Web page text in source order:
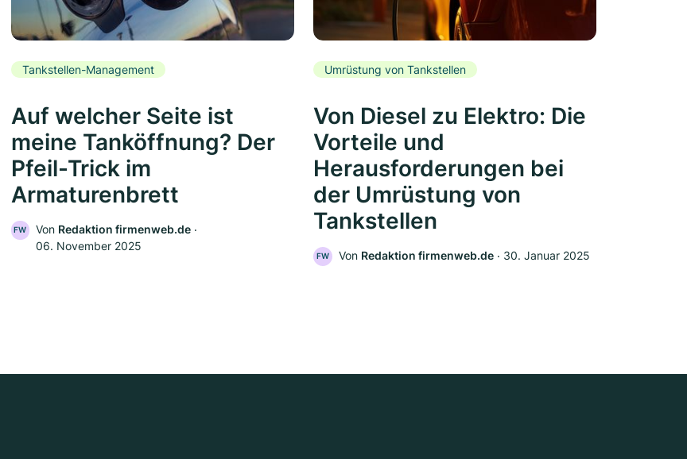
Tankstellen-Management
Auf welcher Seite ist
meine Tanköffnung? Der
Pfeil-Trick im
Armaturenbrett
FW Von Redaktion firmenweb.de‧
06. November 2025
Umrüstung von Tankstellen
Von Diesel zu Elektro: Die
Vorteile und
Herausforderungen bei
der Umrüstung von
Tankstellen
FW Von Redaktion firmenweb.de ‧ 30. Januar 2025